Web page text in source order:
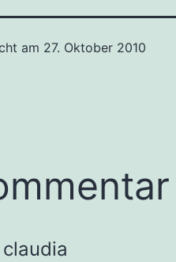
am 27. Oktober 2010
claudia